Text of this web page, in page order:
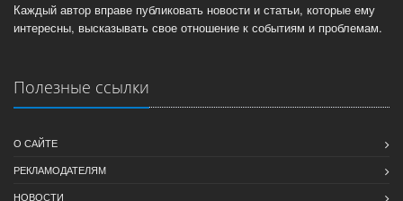
Каждый автор вправе публиковать новости и статьи, которые ему
интересны, высказывать свое отношение к событиям и проблемам.
Полезные ссылки
О САЙТЕ
РЕКЛАМОДАТЕЛЯМ
НОВОСТИ